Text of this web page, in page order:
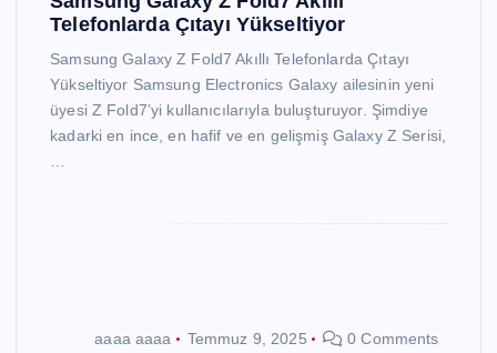
Telefonlarda Çıtayı Yükseltiyor
Samsung Galaxy Z Fold7 Akıllı Telefonlarda Çıtayı
Yükseltiyor Samsung Electronics Galaxy ailesinin yeni
üyesi Z Fold7’yi kullanıcılarıyla buluşturuyor. Şimdiye
kadarki en ince, en hafif ve en gelişmiş Galaxy Z Serisi,
aaaa aaaa Temmuz 9, 2025 0 Comments